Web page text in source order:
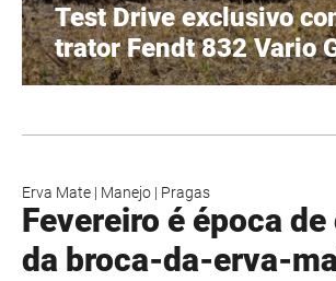
Test Drive exclusivo
trator Fendt 832 Vario
Erva Mate | Manejo | Pragas
Fevereiro é época
da broca-da-erva-